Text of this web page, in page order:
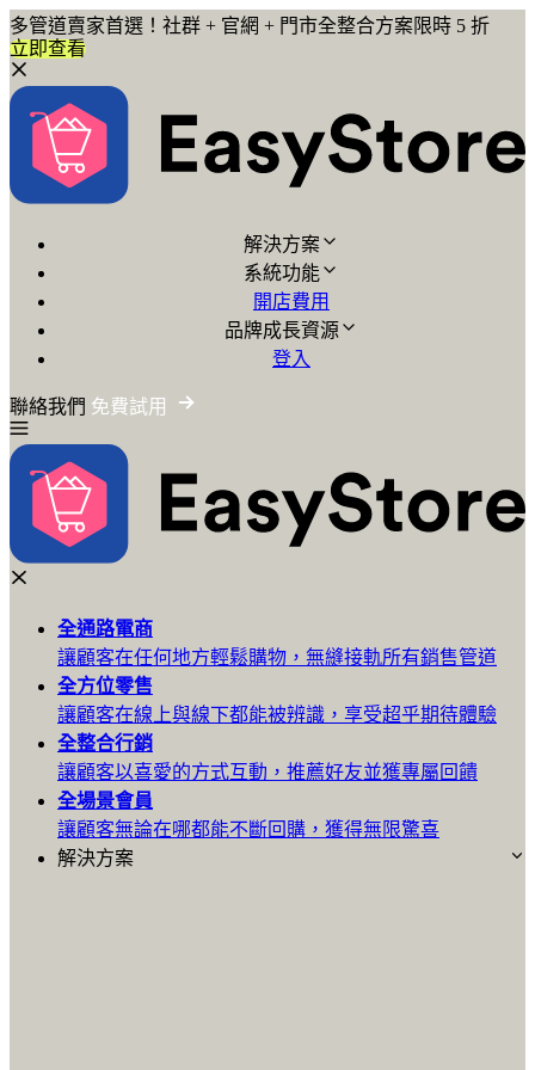
多管道賣家首選！社群 + 官網 + 門市全整合方案限時 5 折
立即查看
解決方案
系統功能
開店費用
品牌成長資源
登入
聯絡我們 免費試用
全通路電商
讓顧客在任何地方輕鬆購物，無縫接軌所有銷售管道
全方位零售
讓顧客在線上與線下都能被辨識，享受超乎期待體驗
全整合行銷
讓顧客以喜愛的方式互動，推薦好友並獲專屬回饋
全場景會員
讓顧客無論在哪都能不斷回購，獲得無限驚喜
解決方案